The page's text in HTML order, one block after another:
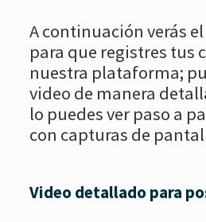
A continuación verás
para que registres tus
nuestra plataforma;
video de manera
lo puedes ver paso a
con capturas de
Video detallado para